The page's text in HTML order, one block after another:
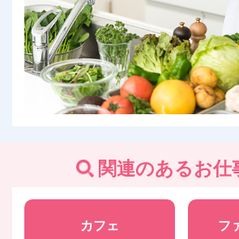
関連のあるお仕
カフェ フ